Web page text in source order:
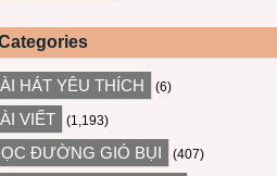
HÁT YÊU THÍCH (6)
VIẾT (1,193)
ĐƯỜNG GIÓ BỤI (407)